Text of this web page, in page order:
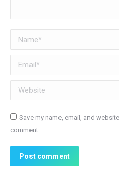
Name *
Email *
Website
Save my name, email, and
comment.
Post comment